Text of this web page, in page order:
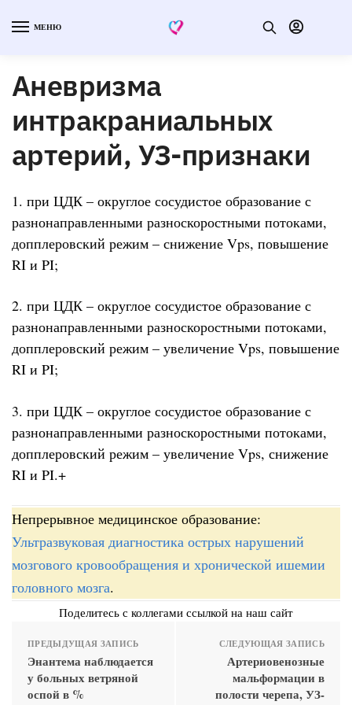
МЕНЮ
Аневризма
интракраниальных
артерий, УЗ-признаки
1. при ЦДК – округлое сосудистое образование с
разнонаправленными разноскоростными потоками,
допплеровский режим – снижение Vps, повышение
RI и PI;
2. при ЦДК – округлое сосудистое образование с
разнонаправленными разноскоростными потоками,
допплеровский режим – увеличение Vps, повышение
RI и PI;
3. при ЦДК – округлое сосудистое образование с
разнонаправленными разноскоростными потоками,
допплеровский режим – увеличение Vps, снижение
RI и PI.+
Непрерывное медицинское образование:
Ультразвуковая диагностика острых нарушений
мозгового кровообращения и хронической ишемии
головного мозга.
Поделитесь с коллегами ссылкой на наш сайт
ПРЕДЫДУЩАЯ ЗАПИСЬ
Энантема наблюдается
у больных ветряной
оспой в %
СЛЕДУЮЩАЯ ЗАПИСЬ
Артериовенозные
мальформации в
полости черепа, УЗ-